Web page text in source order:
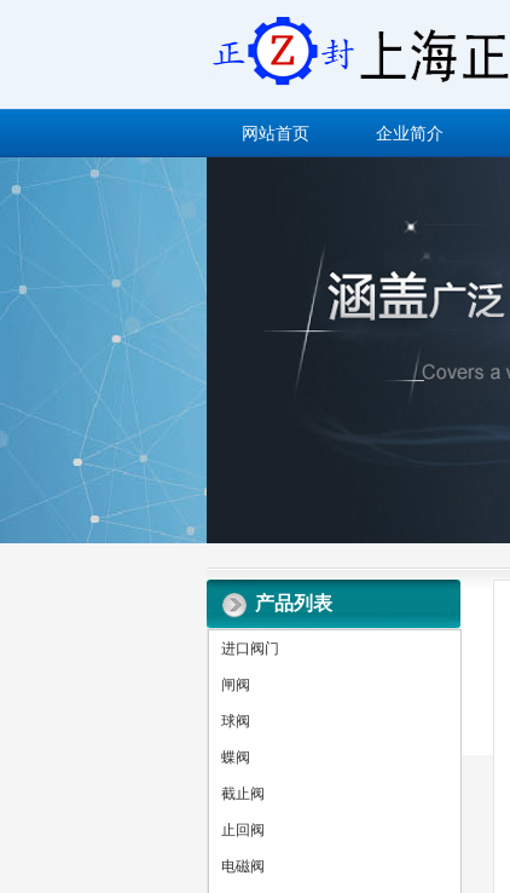
网站首页 企业简介
产品列表
进口阀门
闸阀
球阀
蝶阀
截止阀
止回阀
电磁阀